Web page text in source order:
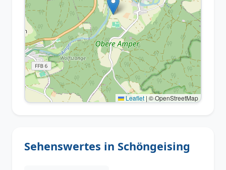
Leaflet | © OpenStreetMap
Sehenswertes in Schöngeising